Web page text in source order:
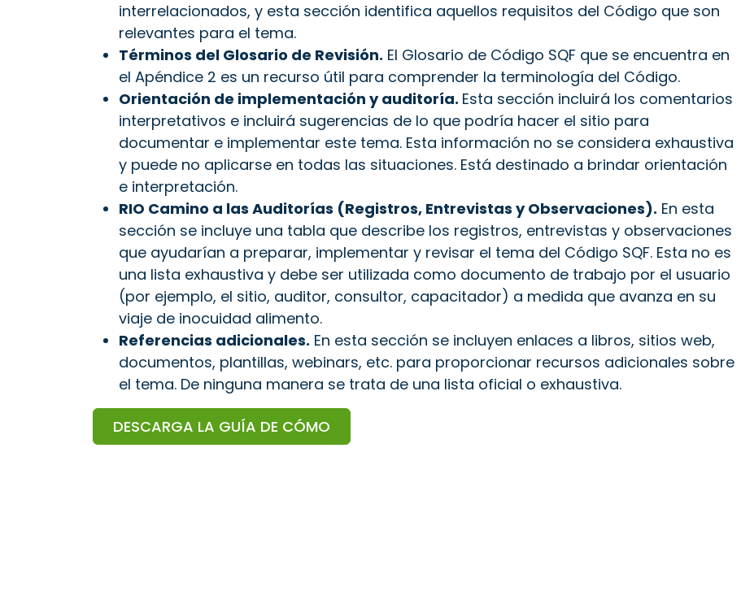
interrelacionados, y esta sección identifica aquellos requisitos del Código que son
relevantes para el tema.
Términos del Glosario de Revisión. El Glosario de Código SQF que se encuentra en
el Apéndice 2 es un recurso útil para comprender la terminología del Código.
Orientación de implementación y auditoría. Esta sección incluirá los comentarios
interpretativos e incluirá sugerencias de lo que podría hacer el sitio para
documentar e implementar este tema. Esta información no se considera exhaustiva
y puede no aplicarse en todas las situaciones. Está destinado a brindar orientación
e interpretación.
RIO Camino a las Auditorías (Registros, Entrevistas y Observaciones). En esta
sección se incluye una tabla que describe los registros, entrevistas y observaciones
que ayudarían a preparar, implementar y revisar el tema del Código SQF. Esta no es
una lista exhaustiva y debe ser utilizada como documento de trabajo por el usuario
(por ejemplo, el sitio, auditor, consultor, capacitador) a medida que avanza en su
viaje de inocuidad alimento.
Referencias adicionales. En esta sección se incluyen enlaces a libros, sitios web,
documentos, plantillas, webinars, etc. para proporcionar recursos adicionales sobre
el tema. De ninguna manera se trata de una lista oficial o exhaustiva.
DESCARGA LA GUÍA DE CÓMO